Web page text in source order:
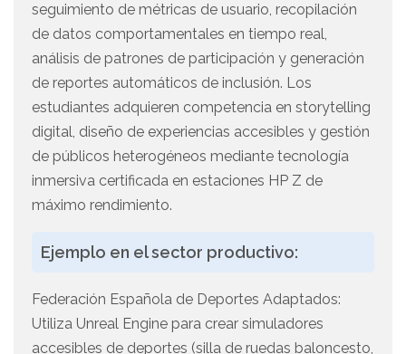
seguimiento de métricas de usuario, recopilación
de datos comportamentales en tiempo real,
análisis de patrones de participación y generación
de reportes automáticos de inclusión. Los
estudiantes adquieren competencia en storytelling
digital, diseño de experiencias accesibles y gestión
de públicos heterogéneos mediante tecnología
inmersiva certificada en estaciones HP Z de
máximo rendimiento.
Ejemplo en el sector productivo:
Federación Española de Deportes Adaptados:
Utiliza Unreal Engine para crear simuladores
accesibles de deportes (silla de ruedas baloncesto,